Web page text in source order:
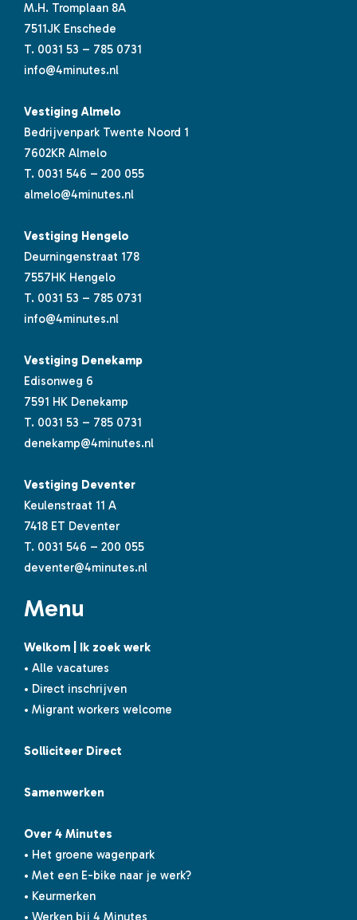
M.H. Tromplaan 8A
7511JK Enschede
T. 0031 53 – 785 0731
info@4minutes.nl
Vestiging Almelo
Bedrijvenpark Twente Noord 1
7602KR Almelo
T. 0031 546 – 200 055
almelo@4minutes.nl
Vestiging Hengelo
Deurningenstraat 178
7557HK Hengelo
T. 0031 53 – 785 0731
info@4minutes.nl
Vestiging Denekamp
Edisonweg 6
7591 HK Denekamp
T. 0031 53 – 785 0731
denekamp@4minutes.nl
Vestiging Deventer
Keulenstraat 11 A
7418 ET Deventer
T. 0031 546 – 200 055
deventer@4minutes.nl
Menu
Welkom | Ik zoek werk
• Alle vacatures
• Direct inschrijven
• Migrant workers welcome
Solliciteer Direct
Samenwerken
Over 4 Minutes
• Het groene wagenpark
• Met een E-bike naar je werk?
• Keurmerken
• Werken bij 4 Minutes